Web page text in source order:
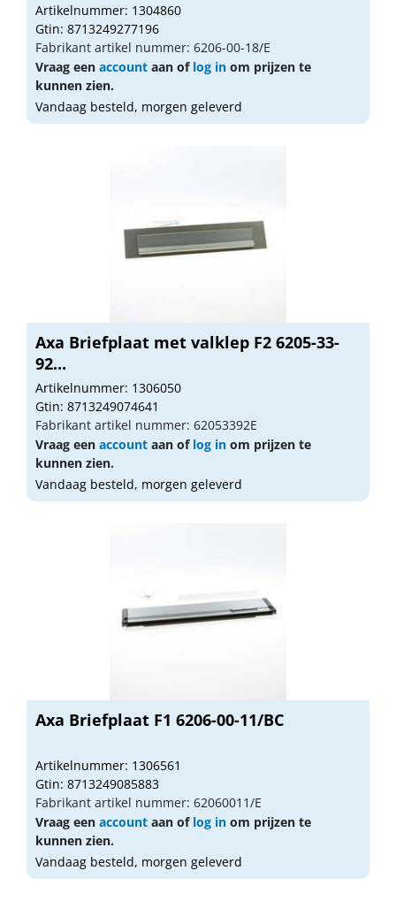
Artikelnummer: 1304860
Gtin: 8713249277196
Fabrikant artikel nummer: 6206-00-18/E
Vraag een account aan of log in om prijzen te
kunnen zien.
Vandaag besteld, morgen geleverd
Axa Briefplaat met valklep F2 6205-33-
92...
Artikelnummer: 1306050
Gtin: 8713249074641
Fabrikant artikel nummer: 62053392E
Vraag een account aan of log in om prijzen te
kunnen zien.
Vandaag besteld, morgen geleverd
Axa Briefplaat F1 6206-00-11/BC
Artikelnummer: 1306561
Gtin: 8713249085883
Fabrikant artikel nummer: 62060011/E
Vraag een account aan of log in om prijzen te
kunnen zien.
Vandaag besteld, morgen geleverd